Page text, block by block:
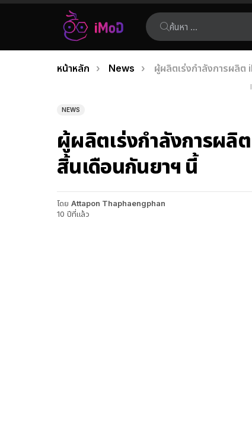
ค้นหา:
เรื่อง
คุณอยู่ที่นี่:
หน้าหลัก News ผู้ผลิตเร่งกำลังการผลิต
NEWS
ผู้ผลิตเร่งกำลังการผลิ
สิ้นเดือนกันยาฯ นี้
โดย Attapon Thaphaengphan
10 ปีที่แล้ว